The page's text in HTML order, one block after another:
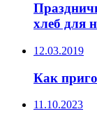
хлеб для
12.03.2019
Как
11.10.2023